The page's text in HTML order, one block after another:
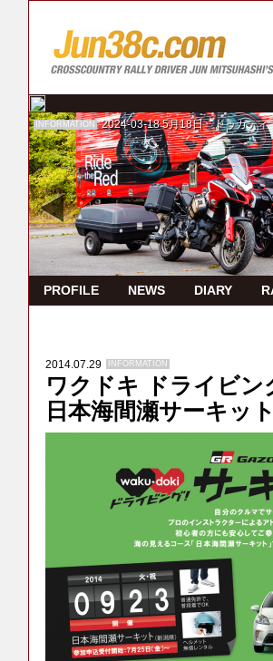
INFORMATION 2024-03-18 5月18日 ドゥカティ
PROFILE NEWS DIARY
2014.07.29 INFORMATION
ワクドキ ドライビ
日本海間瀬サーキット